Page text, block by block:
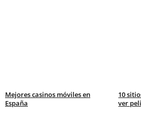
Mejores casinos móviles en
España
10
ver